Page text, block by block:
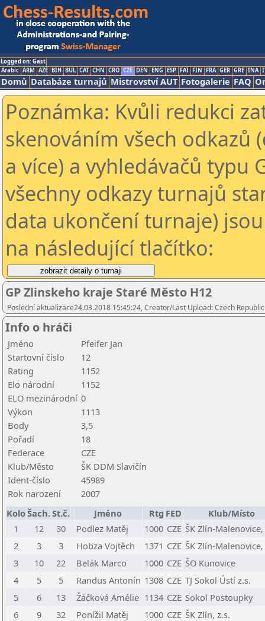
Logged on: Gast
Arabic ARM AZE BIH BUL CAT CHN CRO CZE DEN ENG ESP FAI FIN FRA GER GRE INA
Domů Databáze turnajů Mistrovství AUT Fotogalerie FAQ
Poznámka: Kvůli redukci
skenováním všech odkazů
a více) a vyhledávačů typu
všechny odkazy turnajů
data ukončení turnaje)
na následující tlačítko:
GP Zlinskeho kraje Staré Město H12
Poslední aktualizace24.03.2018 15:45:24, Creator/Last Upload: Czech
Info o hráči
Jméno
Pfeifer Jan
Startovní číslo
12
Rating
1152
Elo národní
1152
ELO mezinárodní 0
Výkon
1113
Body
3,5
Pořadí
18
Federace
CZE
Klub/Město
ŠK DDM Slavičín
Ident-číslo
45989
Rok narození
2007
KoloŠach.St.č. Jméno Rtg FED
Klub/Místo
1
12 30 Podlez Matěj 1000 CZE ŠK Zlín-Malenovice,
2
3 3 Hobza Vojtěch 1371 CZE ŠK Zlín-Malenovice,
3
10 22 Belák Marco 1000 CZE ŠO Kunovice
4
5 5 Randus Antonín 1308 CZE TJ Sokol Ústí z.s.
5
6 13 Žáčková Amélie 1134 CZE Sokol Postoupky
6
9 32 Ponížil Matěj 1000 CZE ŠK Zlín, z.s.